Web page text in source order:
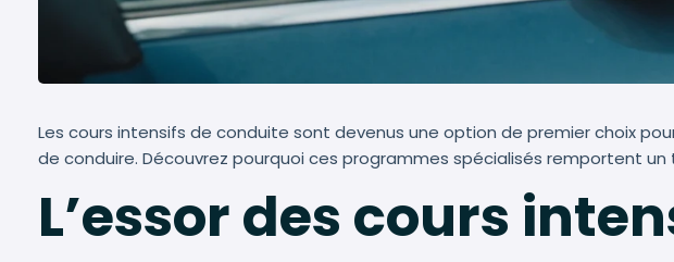
Les cours intensifs de conduite sont devenus une option de premier choix
de conduire. Découvrez pourquoi ces programmes spécialisés remportent un
L’essor des cours